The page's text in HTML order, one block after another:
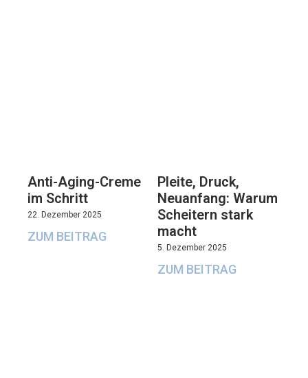
Anti-Aging-Creme
im Schritt
22. Dezember 2025
ZUM BEITRAG
Pleite, Druck,
Neuanfang: Warum
Scheitern stark
macht
5. Dezember 2025
ZUM BEITRAG